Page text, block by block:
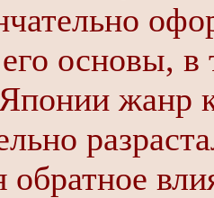
основы, в
жанр
обратное